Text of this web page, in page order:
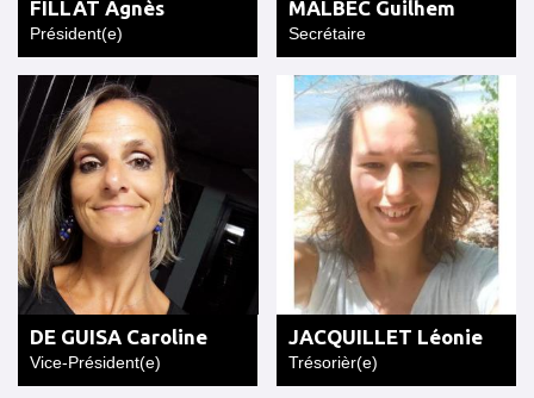
FILLAT Agnès
Président(e)
MALBEC Guilhem
Secrétaire
DE GUISA Caroline
Vice-Président(e)
JACQUILLET Léonie
Trésorièr(e)